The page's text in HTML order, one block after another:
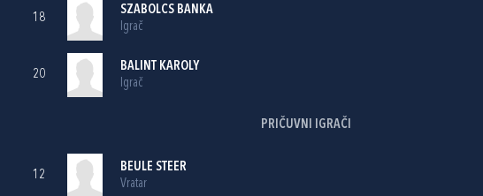
18
SZABOLCS BANKA
Igrač
20
BALINT KAROLY
Igrač
PRIČUVNI IGRAČI
12
BEULE STEER
Vratar